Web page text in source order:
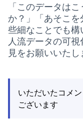
「このデータは
か？」「あそこ
些細なことでも構
人流データの可
見をお願いいたし
いただいたコメ
ございます